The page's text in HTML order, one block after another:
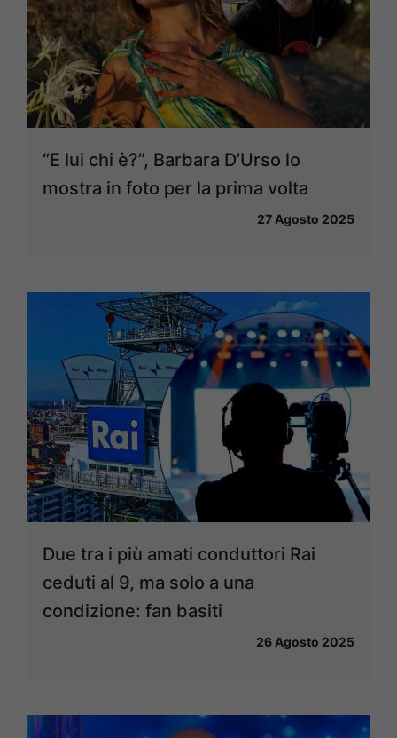
“E lui chi è?”, Barbara D’Urso lo
mostra in foto per la prima volta
27 Agosto 2025
Due tra i più amati conduttori Rai
ceduti al 9, ma solo a una
condizione: fan basiti
26 Agosto 2025